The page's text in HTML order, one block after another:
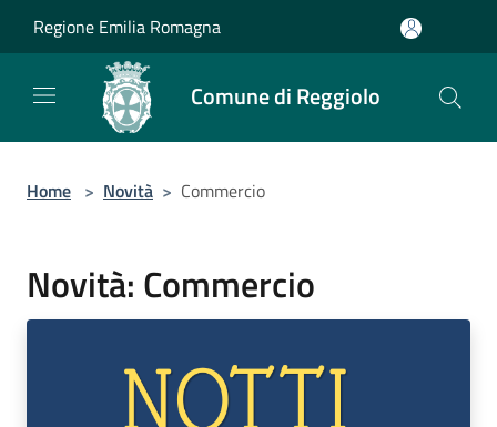
Regione Emilia Romagna
Comune di Reggiolo
Home > Novità > Commercio
Novità: Commercio